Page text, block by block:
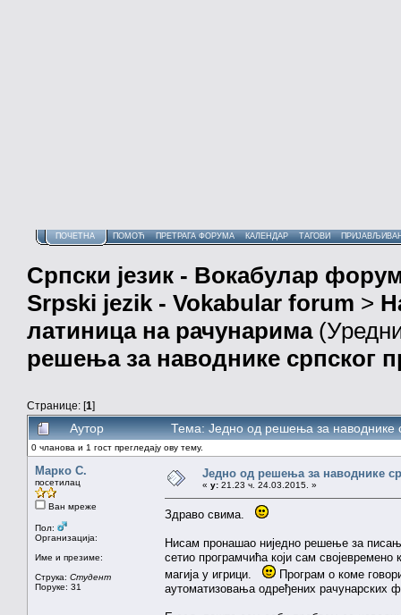
ПОЧЕТНА ПОМОЋ ПРЕТРАГА ФОРУМА КАЛЕНДАР ТАГОВИ
Српски језик - Вокабулар
Srpski jezik - Vokabular forum >
латиница на рачунарима
решења за наводнике српског
Странице: [1]
Аутор Тема: Једно од решења за наводнике
0 чланова и 1 гост прегледају ову тему.
Марко С.
посетилац
Ван мреже
Пол:
Организација:
Име и презиме:
Струка: Студент
Поруке: 31
Једно од решења за наводнике
« у: 21.23 ч. 24.03.2015. »
Здраво свима.
Нисам пронашао ниједно решење за
сетио програмчића који сам
магија у игрици.
Програм о коме
аутоматизовања одређених рачунарских